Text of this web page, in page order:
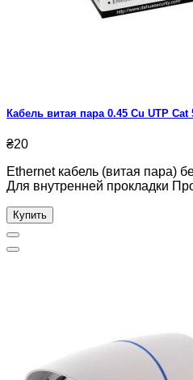
Кабель витая пара 0.45 Cu UTP Cat
₴20
Ethernet кабель (витая пара)
Для внутренней прокладки
Купить